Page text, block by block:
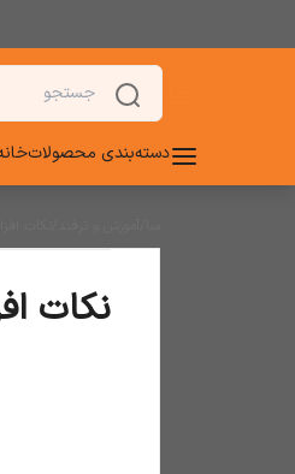
دسته‌بندی محصولات
نکات